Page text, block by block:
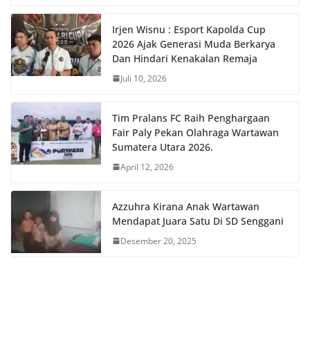
Irjen Wisnu : Esport Kapolda Cup
2026 Ajak Generasi Muda Berkarya
Dan Hindari Kenakalan Remaja
Juli 10, 2026
Tim Pralans FC Raih Penghargaan
Fair Paly Pekan Olahraga Wartawan
Sumatera Utara 2026.
April 12, 2026
Azzuhra Kirana Anak Wartawan
Mendapat Juara Satu Di SD Senggani
Desember 20, 2025